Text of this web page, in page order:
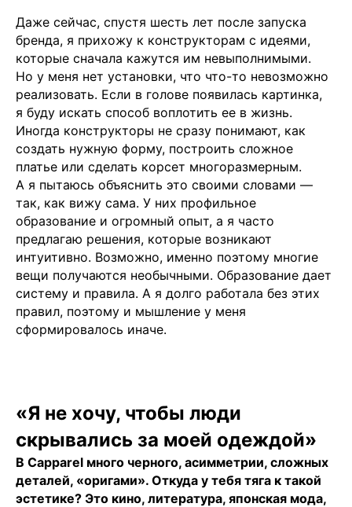
Даже сейчас, спустя шесть лет после запуска
бренда, я прихожу к конструкторам с идеями,
которые сначала кажутся им невыполнимыми.
Но у меня нет установки, что что-то невозможно
реализовать. Если в голове появилась картинка,
я буду искать способ воплотить ее в жизнь.
Иногда конструкторы не сразу понимают, как
создать нужную форму, построить сложное
платье или сделать корсет многоразмерным.
А я пытаюсь объяснить это своими словами —
так, как вижу сама. У них профильное
образование и огромный опыт, а я часто
предлагаю решения, которые возникают
интуитивно. Возможно, именно поэтому многие
вещи получаются необычными. Образование дает
систему и правила. А я долго работала без этих
правил, поэтому и мышление у меня
сформировалось иначе.
«Я не хочу, чтобы люди
скрывались за моей одеждой»
В Capparel много черного, асимметрии, сложных
деталей, «оригами». Откуда у тебя тяга к такой
эстетике? Это кино, литература, японская мода,